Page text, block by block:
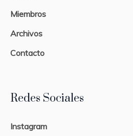
Miembros
Archivos
Contacto
Redes Sociales
Instagram